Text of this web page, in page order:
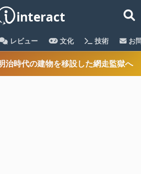
レビュー 文化 技術 お
治時代の建物を移設した網走監獄へ